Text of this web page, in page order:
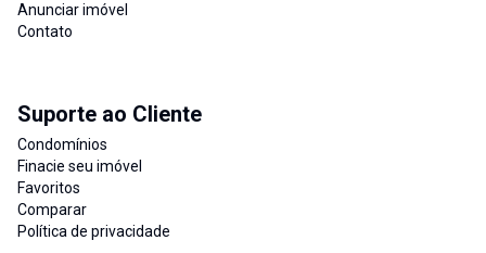
Anunciar imóvel
Contato
Suporte ao Cliente
Condomínios
Finacie seu imóvel
Favoritos
Comparar
Política de privacidade